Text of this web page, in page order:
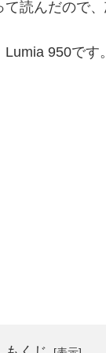
読んだので
950です。